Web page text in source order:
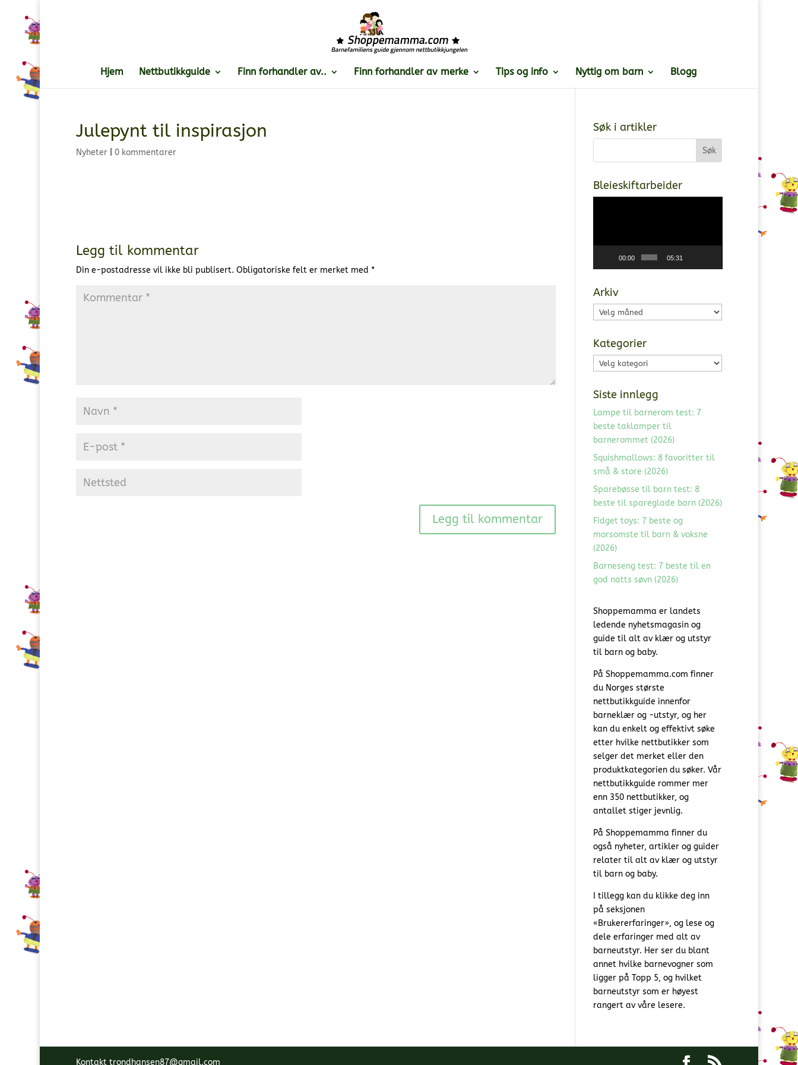
Hjem Nettbutikkguide Finn forhandler av.. Finn forhandler av merke Tips og info Nyttig om barn Blogg
Julepynt til inspirasjon
Nyheter| 0 kommentarer
Legg til kommentar
Din e-postadresse vil ikke bli publisert. Obligatoriske felt er merket med *
Søk i artikler
Bleieskiftarbeider
00:00 05:31
Arkiv
Arkiv
Kategorier
Kategorier
Siste innlegg
Lampe til barnerom test: 7
beste taklamper til
barnerommet (2026)
Squishmallows: 8 favoritter til
små & store (2026)
Sparebøsse til barn test: 8
beste til spareglade barn (2026)
Fidget toys: 7 beste og
morsomste til barn & voksne
(2026)
Barneseng test: 7 beste til en
god natts søvn (2026)
Shoppemamma er landets
ledende nyhetsmagasin og
guide til alt av klær og utstyr
til barn og baby.
På Shoppemamma.com finner
du Norges største
nettbutikkguide innenfor
barneklær og -utstyr, og her
kan du enkelt og effektivt søke
etter hvilke nettbutikker som
selger det merket eller den
produktkategorien du søker. Vår
nettbutikkguide rommer mer
enn 350 nettbutikker, og
antallet stiger jevnlig.
På Shoppemamma finner du
også nyheter, artikler og guider
relater til alt av klær og utstyr
til barn og baby.
I tillegg kan du klikke deg inn
på seksjonen
«Brukererfaringer», og lese og
dele erfaringer med alt av
barneutstyr. Her ser du blant
annet hvilke barnevogner som
ligger på Topp 5, og hvilket
barneutstyr som er høyest
rangert av våre lesere.
Kontakt trondhansen87@gmail.com